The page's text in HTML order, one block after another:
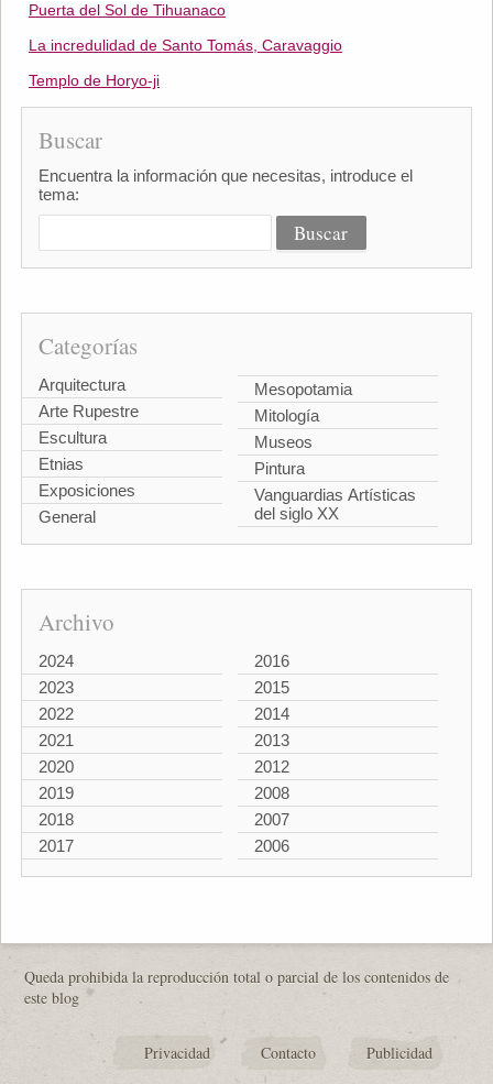
Puerta del Sol de Tihuanaco
La incredulidad de Santo Tomás, Caravaggio
Templo de Horyo-ji
Buscar
Encuentra la información que necesitas, introduce el
tema:
Categorías
Arquitectura
Arte Rupestre
Escultura
Etnias
Exposiciones
General
Mesopotamia
Mitología
Museos
Pintura
Vanguardias Artísticas
del siglo XX
Archivo
2024
2023
2022
2021
2020
2019
2018
2017
2016
2015
2014
2013
2012
2008
2007
2006
Queda prohibida la reproducción total o parcial de los contenidos de
este blog
Privacidad Contacto Publicidad